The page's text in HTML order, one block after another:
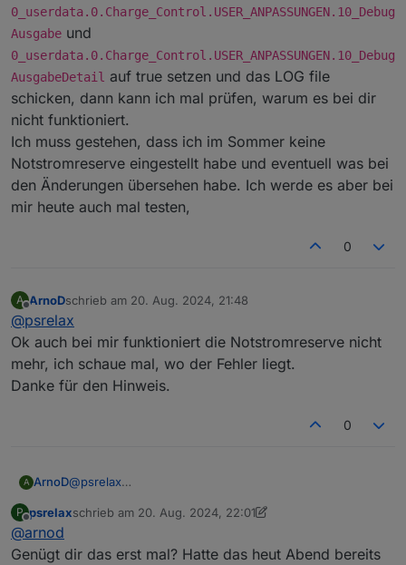
Somit gehe ich davon aus, dass es nicht am neuen
Script liegt.
0_userdata.0.Charge_Control.USER_ANPASSUNGEN.10_Debug
Ausgabe und
0_userdata.0.Charge_Control.USER_ANPASSUNGEN.10_Debug
AusgabeDetail auf true setzen und das LOG file
schicken, dann kann ich mal prüfen, warum es bei dir
nicht funktioniert.
Ich muss gestehen, dass ich im Sommer keine
Notstromreserve eingestellt habe und eventuell was bei
den Änderungen übersehen habe. Ich werde es aber bei
mir heute auch mal testen,
0
A
Offline
ArnoDschrieb am 20. Aug. 2024, 21:48
zuletzt editiert von
@psrelax
Ok auch bei mir funktioniert die Notstromreserve nicht
mehr, ich schaue mal, wo der Fehler liegt.
Danke für den Hinweis.
0
A ArnoD@psrelax
mehr, ich schaue mal, wo der Fehler liegt.
P
Offline
psrelaxschrieb am 20. Aug. 2024, 22:01
zuletzt editiert von psrelax
@arnod
Genügt dir das erst mal? Hatte das heut Abend bereits